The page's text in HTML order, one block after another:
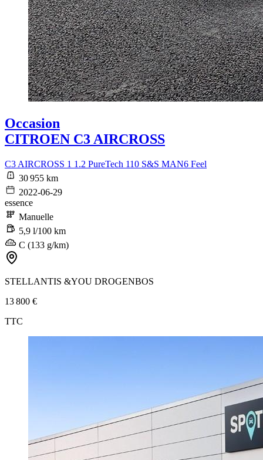
Occasion
CITROEN C3 AIRCROSS
C3 AIRCROSS 1 1.2 PureTech 110 S&S MAN6 Feel
30 955 km
2022-06-29
essence
Manuelle
5,9 l/100 km
C (133 g/km)
STELLANTIS &YOU DROGENBOS
13 800 €
TTC